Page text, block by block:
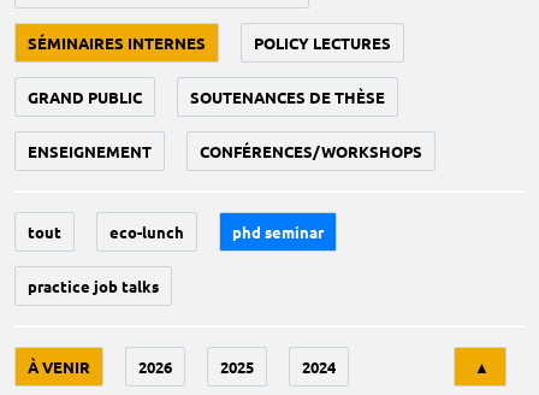
SÉMINAIRES INTERNES POLICY LECTURES
GRAND PUBLIC SOUTENANCES DE THÈSE
ENSEIGNEMENT CONFÉRENCES/WORKSHOPS
tout eco-lunch phd seminar
practice job talks
À VENIR 2026 2025 2024 ▲